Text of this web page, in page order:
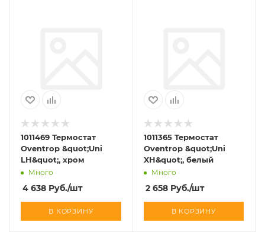
1011469 Термостат
Oventrop &quot;Uni
LH&quot;, хром
Много
4 638 Руб./шт
В КОРЗИНУ
1011365 Термостат
Oventrop &quot;Uni
XH&quot;, белый
Много
2 658Руб./шт
В КОРЗИНУ